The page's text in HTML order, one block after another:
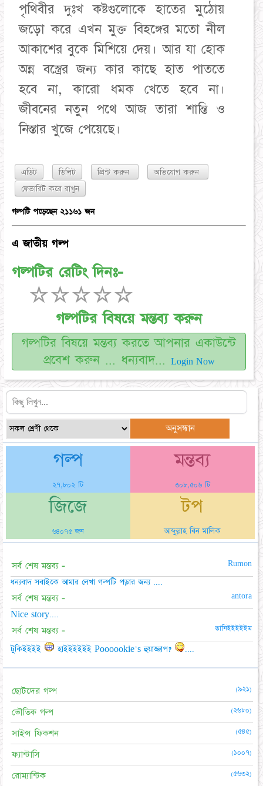
পৃথিবীর দুঃখ কষ্টগুলোকে হাতের মুঠোয়
জড়ো করে এখন মুক্ত বিহঙ্গের মতো নীল
আকাশের বুকে মিশিয়ে দেয়। আর যা হোক
অন্ন বস্ত্রের জন্য কার কাছে হাত পাততে
হবে না, কারো ধমক খেতে হবে না।
জীবনের নতুন পথে আজ তারা শান্তি ও
নিস্তার খুজে পেয়েছে।
এডিট ডিলিট প্রিন্ট করুন অভিযোগ করুন
গল্পটি পড়েছেন ২১১৬১ জন
এ জাতীয় গল্প
গল্পটির রেটিং দিনঃ-
☆
☆
☆
☆
☆
গল্পটির বিষয়ে মন্তব্য করুন
গল্পটির বিষয়ে মন্তব্য করতে আপনার একাউন্টে
প্রবেশ করুন ... ধন্যবাদ...
Login Now
গল্প
২৭,৮০২ টি
মন্তব্য
৩০৮,৫০৬ টি
জিজে
৬৪০৭৫ জন
টপ
আব্দুল্লাহ বিন মালিক
সর্ব শেষ মন্তব্য - Rumon
ধন্যবাদ সবাইকে আমার লেখা গল্পটি পড়ার জন্য ....
সর্ব শেষ মন্তব্য - antora
Nice story....
সর্ব শেষ মন্তব্য - তানিইইইইইম
টুকিইইইই হাইইইইইই Poooookie's হুয়াজ্জাপ?
ছোটদের গল্প (৯২১)
ভৌতিক গল্প (২৬৮০)
সাইন্স ফিকশন (৫৪৫)
ফ্যান্টাসি (১০০৭)
রোম্যান্টিক (৫৬৩২)